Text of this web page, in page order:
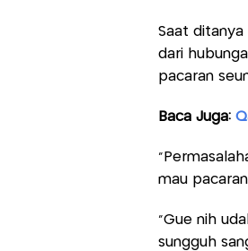
Saat
dari
pacaran
Baca Juga:
mau
"Gue nih
sungguh